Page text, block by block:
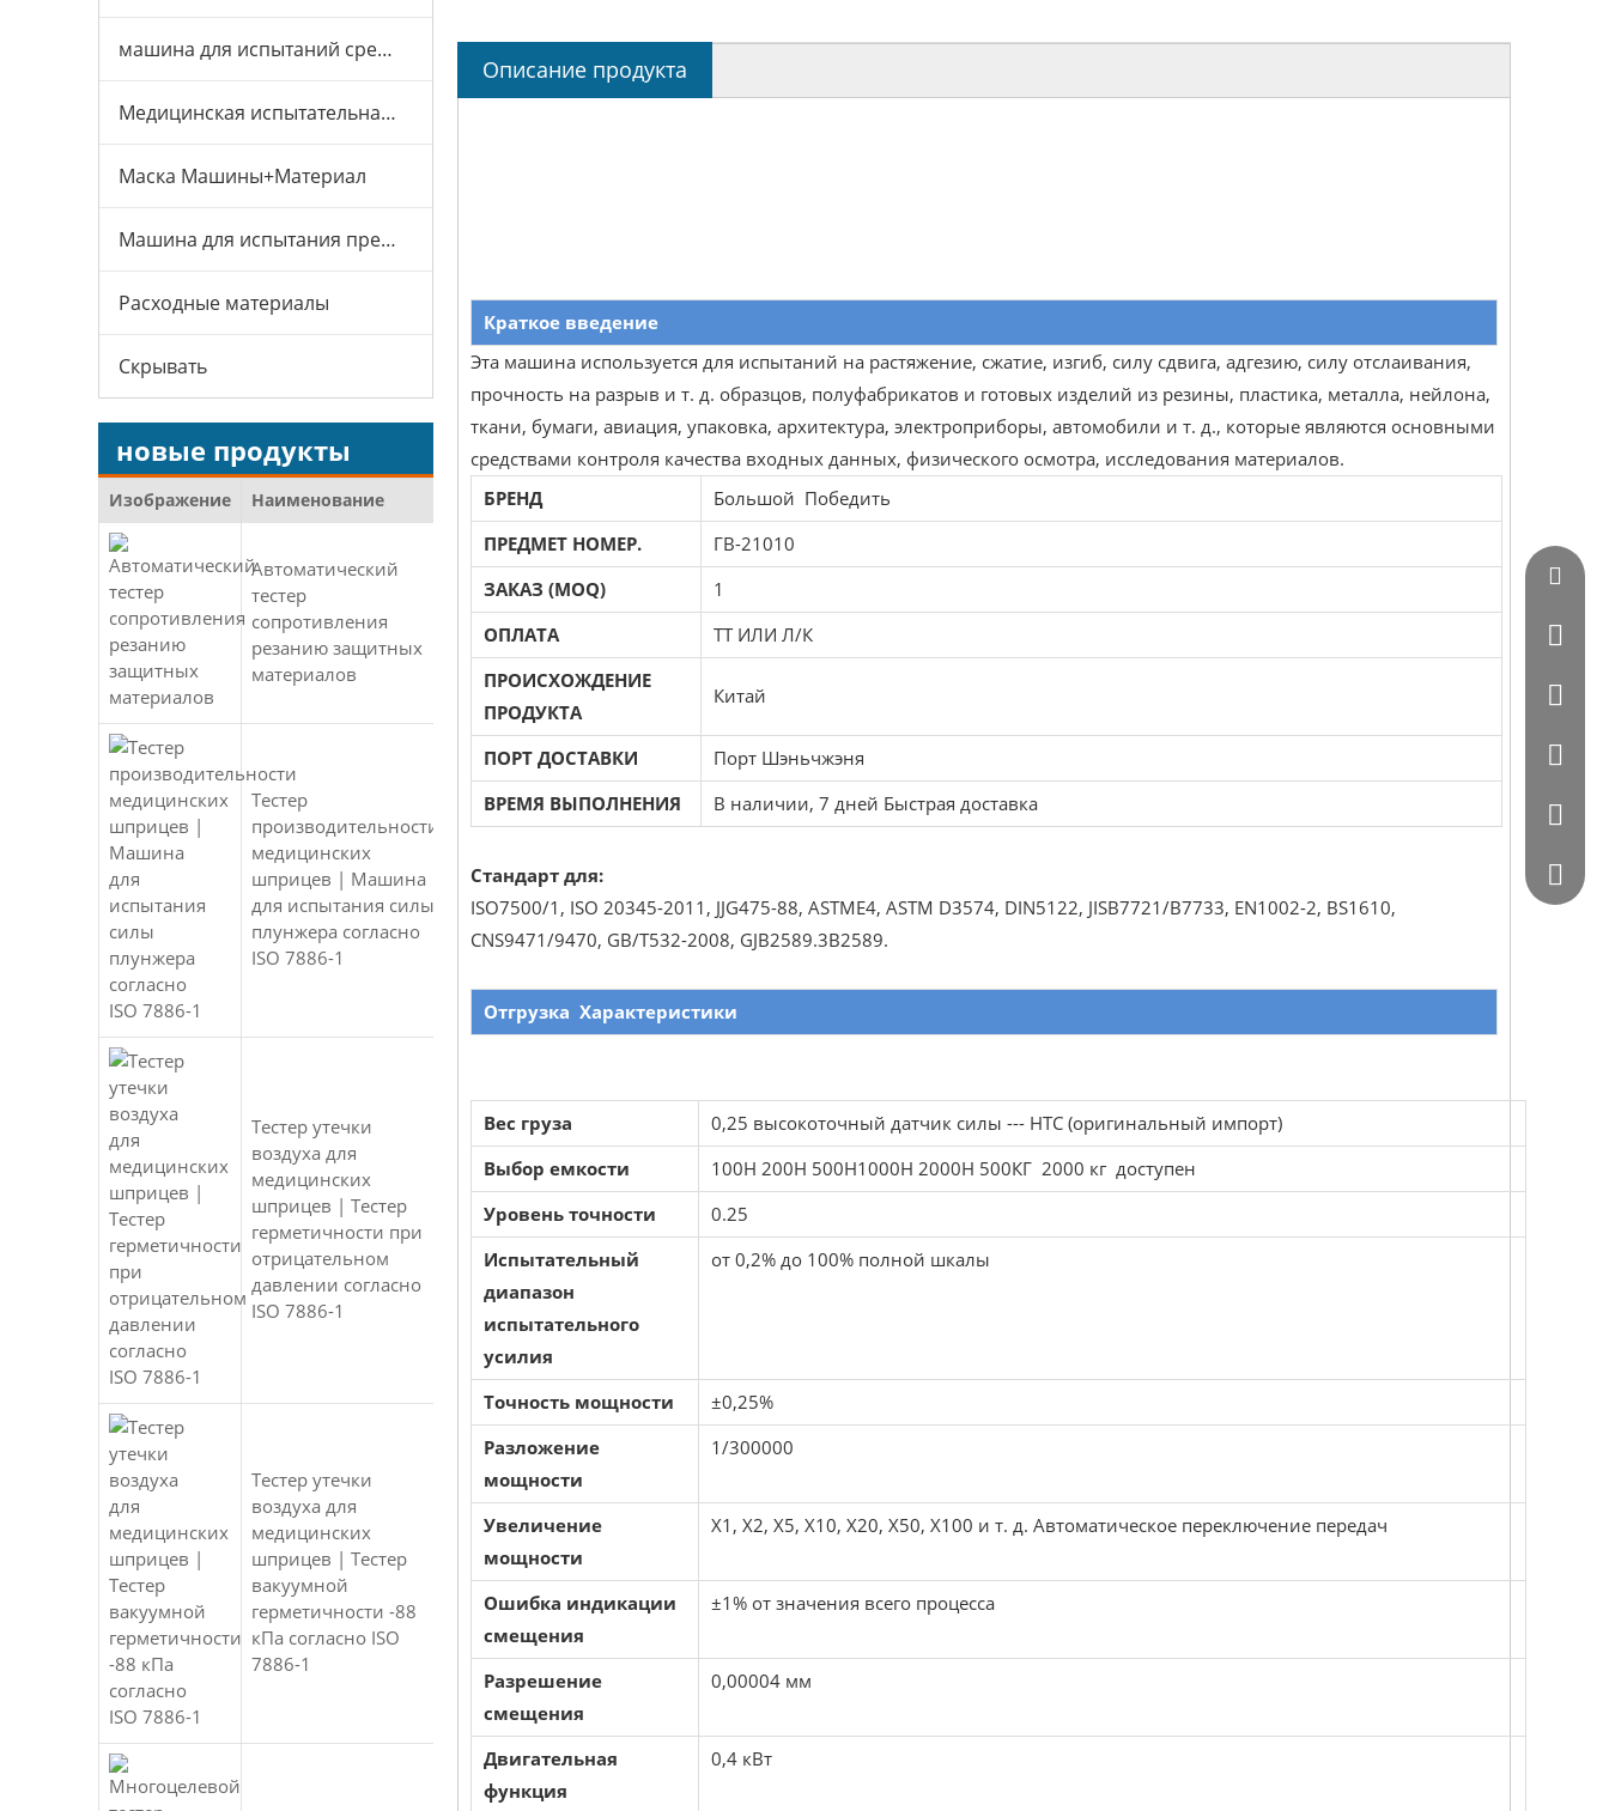
машина для испытаний средств индивидуальной защиты
Медицинская испытательная машина
Маска Машины+Материал
Машина для испытания презервативов
Расходные материалы
Скрывать
новые продукты
Изображение Наименование
Автоматический
тестер
сопротивления
резанию защитных
материалов
Тестер
производительности
медицинских
шприцев | Машина
для испытания силы
плунжера согласно
ISO 7886-1
Тестер утечки
воздуха для
медицинских
шприцев | Тестер
герметичности при
отрицательном
давлении согласно
ISO 7886-1
Тестер утечки
воздуха для
медицинских
шприцев | Тестер
вакуумной
герметичности -88
кПа согласно ISO
7886-1
Описание продукта
Краткое введение
Эта машина используется для испытаний на растяжение, сжатие, изгиб, силу сдвига, адгезию, силу отслаивания,
прочность на разрыв и т. д. образцов, полуфабрикатов и готовых изделий из резины, пластика, металла, нейлона,
ткани, бумаги, авиация, упаковка, архитектура, электроприборы, автомобили и т. д., которые являются основными
средствами контроля качества входных данных, физического осмотра, исследования материалов.
БРЕНД
Большой Победить
ПРЕДМЕТ НОМЕР.
ГВ-21010
ЗАКАЗ (MOQ)
1
ОПЛАТА
ТТ ИЛИ Л/К
ПРОИСХОЖДЕНИЕ
ПРОДУКТА
Китай
ПОРТ ДОСТАВКИ
Порт Шэньчжэня
ВРЕМЯ ВЫПОЛНЕНИЯ
В наличии, 7 дней Быстрая доставка
Стандарт для:
ISO7500/1, ISO 20345-2011, JJG475-88, ASTME4, ASTM D3574, DIN5122, JISB7721/B7733, EN1002-2, BS1610,
CNS9471/9470, GB/T532-2008, GJB2589.3B2589.
Отгрузка Характеристики
Вес груза
0,25 высокоточный датчик силы --- НТС (оригинальный импорт)
Выбор емкости
100Н 200Н 500Н1000Н 2000Н 500КГ 2000 кг доступен
Уровень точности
0.25
Испытательный
диапазон
испытательного
усилия
от 0,2% до 100% полной шкалы
Точность мощности
±0,25%
Разложение
мощности
1/300000
Увеличение
мощности
X1, X2, X5, X10, X20, X50, X100 и т. д. Автоматическое переключение передач
Ошибка индикации
смещения
±1% от значения всего процесса
Разрешение
смещения
0,00004 мм
Двигательная
функция
0,4 кВт